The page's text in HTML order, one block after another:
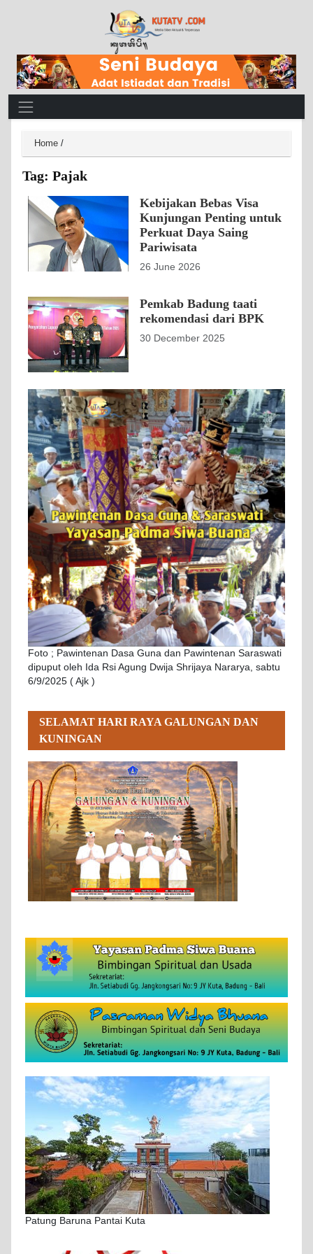
Main Navigation
Home /
Tag: Pajak
Kebijakan Bebas Visa
Kunjungan Penting untuk
Perkuat Daya Saing
Pariwisata
26 June 2026
Pemkab Badung taati
rekomendasi dari BPK
30 December 2025
Foto ; Pawintenan Dasa Guna dan Pawintenan Saraswati
dipuput oleh Ida Rsi Agung Dwija Shrijaya Nararya, sabtu
6/9/2025 ( Ajk )
SELAMAT HARI RAYA GALUNGAN DAN
KUNINGAN
Patung Baruna Pantai Kuta